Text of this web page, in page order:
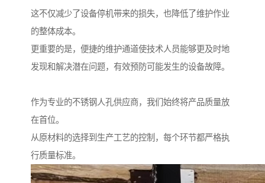
这不仅减少了设备停机带来的损失，也降低了维护作业
的整体成本。
更重要的是，便捷的维护通道使技术人员能够更及时地
发现和解决潜在问题，有效预防可能发生的设备故障。
作为专业的不锈钢人孔供应商，我们始终将产品质量放
在首位。
从原材料的选择到生产工艺的控制，每个环节都严格执
行质量标准。